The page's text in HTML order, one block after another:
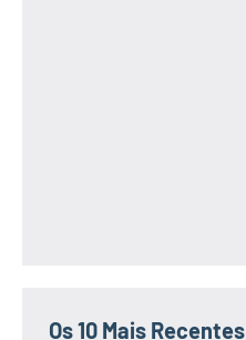
Os 10 Mais Recentes